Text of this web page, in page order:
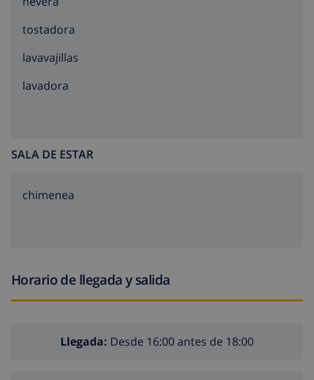
tostadora
lavavajillas
lavadora
SALA DE ESTAR
chimenea
Horario de llegada y salida
Llegada: Desde 16:00 antes de 18:00